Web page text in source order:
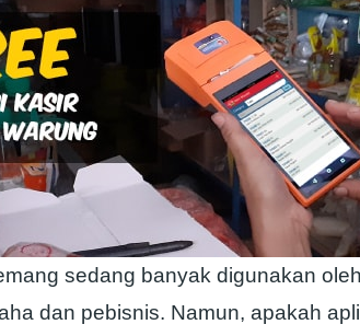
sedang banyak digunakan
dan pebisnis. Namun, apakah